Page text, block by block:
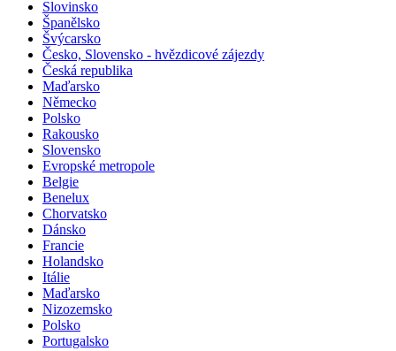
Slovinsko
Španělsko
Švýcarsko
Česko, Slovensko - hvězdicové zájezdy
Česká republika
Maďarsko
Německo
Polsko
Rakousko
Slovensko
Evropské metropole
Belgie
Benelux
Chorvatsko
Dánsko
Francie
Holandsko
Itálie
Maďarsko
Nizozemsko
Polsko
Portugalsko